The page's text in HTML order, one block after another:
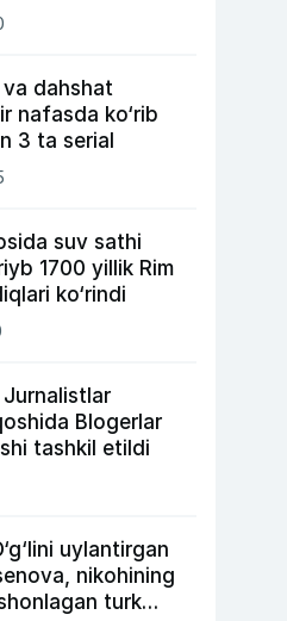
dahshat
nafasda ko‘rib
3 ta serial
suv sathi
1700 yillik Rim
ko‘rindi
Jurnalistlar
Blogerlar
tashkil etildi
uylantirgan
nikohining
turk